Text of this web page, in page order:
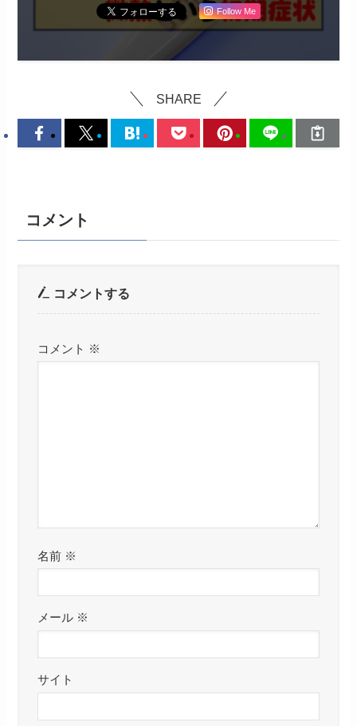
Follow Me
SHARE
コメント
コメントする
コメント ※
名前 ※
メール ※
サイト